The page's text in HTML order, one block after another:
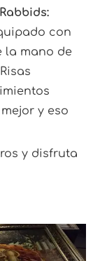
con
la mano de
y eso
y disfruta